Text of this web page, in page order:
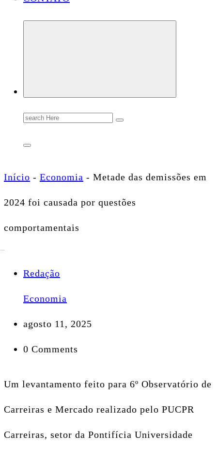
Search
for:
Início - Economia - Metade das demissões em
2024 foi causada por questões
comportamentais
Redação
Economia
agosto 11, 2025
0 Comments
Um levantamento feito para 6º Observatório de
Carreiras e Mercado realizado pelo PUCPR
Carreiras, setor da Pontifícia Universidade